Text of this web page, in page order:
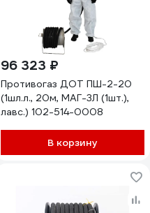
96 323 ₽
Противогаз ДОТ ПШ-2-20
(1шл.л., 20м, МАГ-3Л (1шт.),
лавс.) 102-514-0008
В корзину